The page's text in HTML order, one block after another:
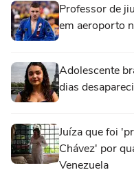
Professor de
em aeroporto
Adolescente
dias
Juíza que foi
Chávez' por
Venezuela